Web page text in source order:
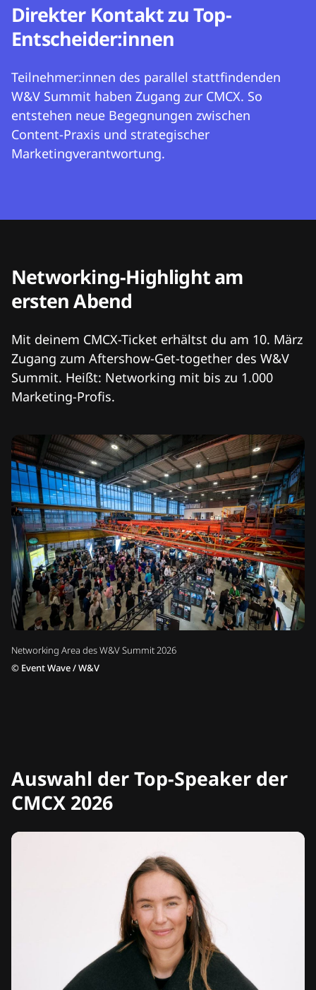
Direkter Kontakt zu Top-
Entscheider:innen
Teilnehmer:innen des parallel stattfindenden
W&V Summit haben Zugang zur CMCX. So
entstehen neue Begegnungen zwischen
Content-Praxis und strategischer
Marketingverantwortung.
Networking Area des W&V Summit 2026
© Event Wave / W&V
Networking-Highlight am
ersten Abend
Mit deinem CMCX-Ticket erhältst du am 10. März
Zugang zum Aftershow-Get-together des W&V
Summit. Heißt: Networking mit bis zu 1.000
Marketing-Profis.
Auswahl der Top-Speaker der
CMCX 2026